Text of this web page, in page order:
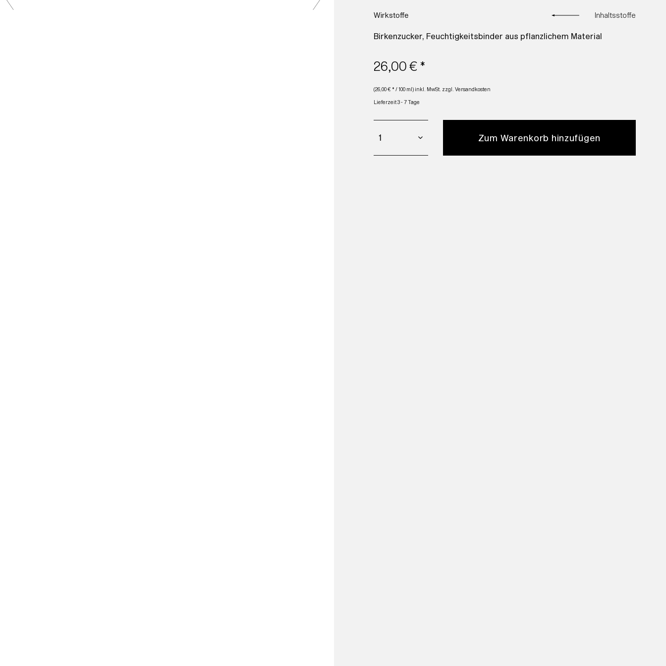
Wirkstoffe Inhaltsstoffe
Birkenzucker, Feuchtigkeitsbinder aus pflanzlichem Material
26,00 € *
(26,00 € * / 100 ml) inkl. MwSt. zzgl. Versandkosten
Lieferzeit 3 - 7 Tage
Zum Warenkorb hinzufügen